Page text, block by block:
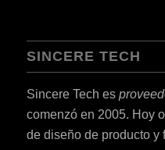
SINCERE TECH
Sincere Tech es
comenzó en 2005. Hoy
de diseño de producto y